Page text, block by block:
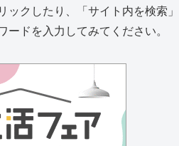
ックしたり、「サイト内を検索」
ードを入力してみてください。